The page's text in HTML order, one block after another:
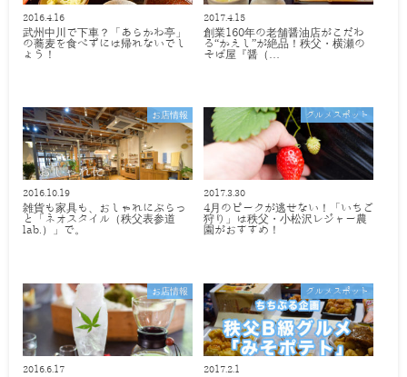
2016.4.16
武州中川で下車？「あらかわ亭」
の蕎麦を食べずには帰れないでし
ょう！
2017.4.15
創業160年の老舗醤油店がこだわ
る“かえし”が絶品！秩父・横瀬の
そば屋『醤（…
お店情報
2016.10.19
雑貨も家具も、おしゃれにぶらっ
と「ネオスタイル（秩父表参道
lab.）」で。
グルメスポット
2017.3.30
4月のピークが逃せない！「いちご
狩り」は秩父・小松沢レジャー農
園がおすすめ！
お店情報
2016.6.17
グルメスポット
2017.2.1